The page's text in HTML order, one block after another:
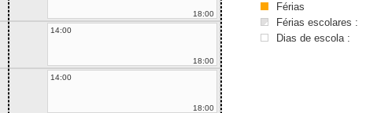
18:00
14:00
18:00
14:00
18:00
Férias
Férias escolares :
Dias de escola :